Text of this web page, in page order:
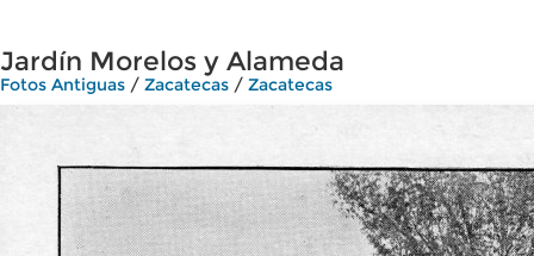
Jardín Morelos y Alameda
Fotos Antiguas / Zacatecas / Zacatecas